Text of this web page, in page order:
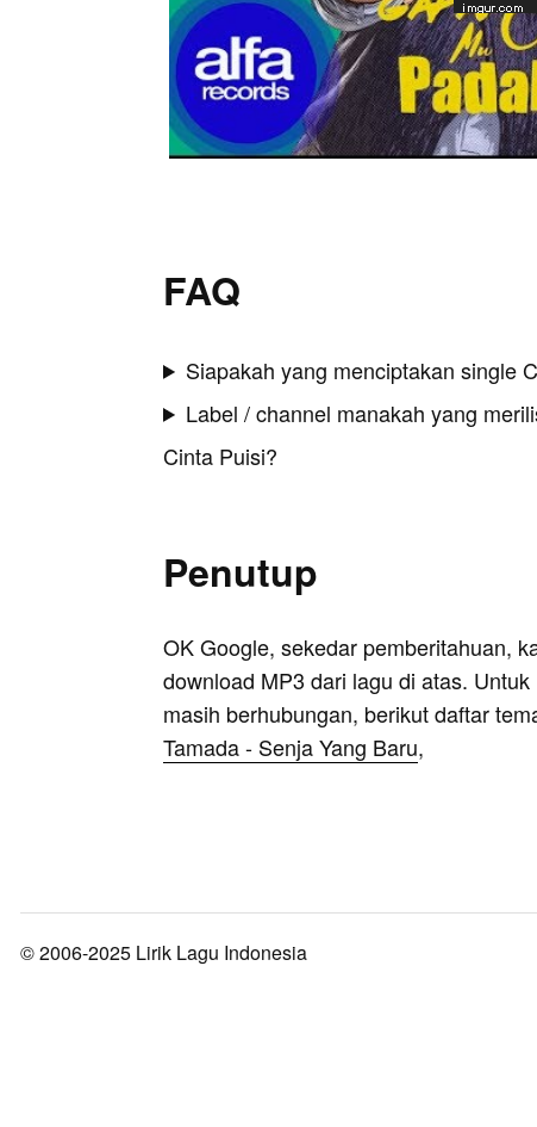
FAQ
Siapakah yang menciptakan single
Label / channel manakah yang
Cinta Puisi?
Penutup
OK Google, sekedar pemberitahuan,
download MP3 dari lagu di atas.
masih berhubungan, berikut daftar
Tamada - Senja Yang Baru,
© 2006-2025 Lirik Lagu Indonesia